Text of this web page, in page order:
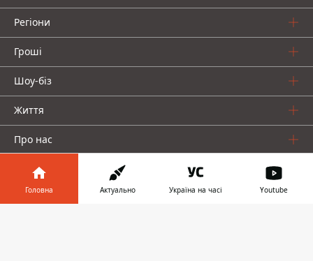
Регіони
Гроші
Шоу-біз
Життя
Про нас
Головна Актуально Україна на часі Youtube